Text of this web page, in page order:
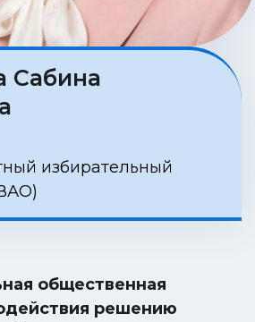
Сабина
избирательный
общественная
решению